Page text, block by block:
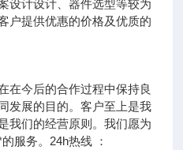
设计设计、器件选型等较为
户提供优惠的价格及优质的
在今后的合作过程中保持良
发展的目的。客户至上是我
我们的经营原则。我们愿为
服务。24h热线 ：